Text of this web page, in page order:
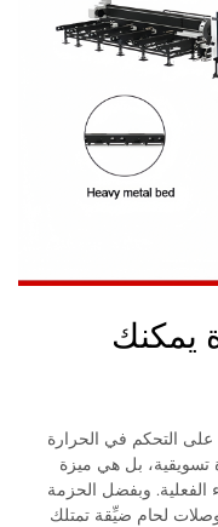
يمكنك
على التحكم في الحرارة
تسويقية، بل هي ميزة
الفعلية. وبفضل الحزمة
وصلات لحام ضيِّقة تمتلك